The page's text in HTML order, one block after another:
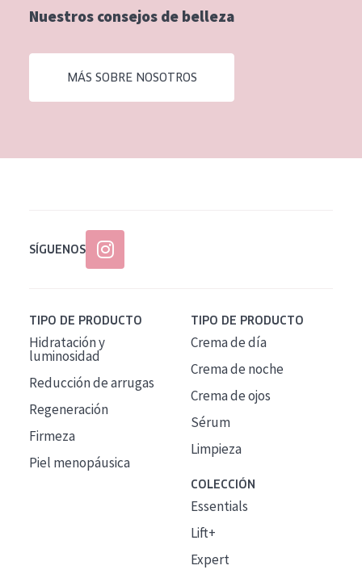
Piel madura
Piel expuesta al sol
Piel menopáusica
Todas las edades
Nuestros consejos de belleza
MÁS SOBRE NOSOTROS
SÍGUENOS
TIPO DE PRODUCTO
Hidratación y
luminosidad
Reducción de arrugas
Regeneración
Firmeza
Piel menopáusica
TIPO DE PRODUCTO
Crema de día
Crema de noche
Crema de ojos
Sérum
Limpieza
COLECCIÓN
Essentials
Lift+
Expert